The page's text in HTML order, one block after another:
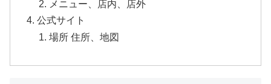
メニュー、店内、店外
公式サイト
場所 住所、地図